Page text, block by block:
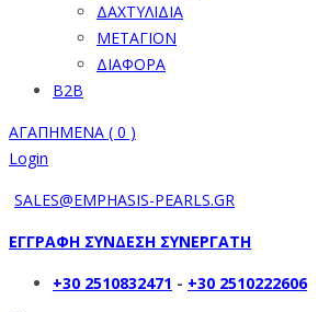
ΔΑΧΤΥΛΙΔΙΑ
ΜΕΤΑΓΙΟΝ
ΔΙΑΦΟΡΑ
B2B
ΑΓΑΠΗΜΕΝΑ ( 0 )
Login
SALES@EMPHASIS-PEARLS.GR
ΕΓΓΡΑΦΗ ΣΥΝΔΕΣΗ ΣΥΝΕΡΓΑΤΗ
+30 2510832471 - +30 2510222606